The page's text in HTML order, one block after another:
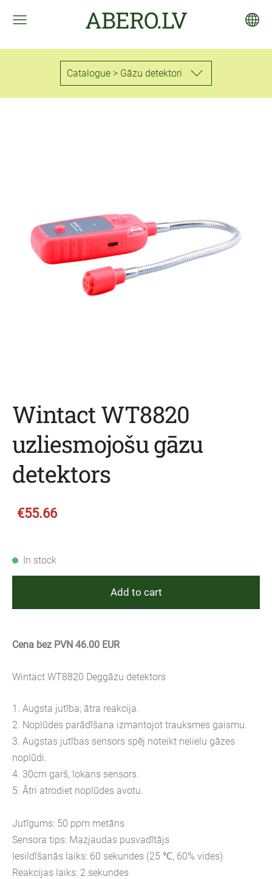
ABERO.LV
Catalogue > Gāzu detektori
Wintact WT8820
uzliesmojošu gāzu
detektors
€55.66
In stock
Add to cart
Cena bez PVN 46.00 EUR
Wintact WT8820 Deggāzu detektors
1. Augsta jutība; ātra reakcija.
2. Noplūdes parādīšana izmantojot trauksmes gaismu.
3. Augstas jutības sensors spēj noteikt nelielu gāzes
noplūdi.
4. 30cm garš, lokans sensors.
5. Ātri atrodiet noplūdes avotu.
Jutīgums: 50 ppm metāns
Sensora tips: Mazjaudas pusvadītājs
Iesildīšanās laiks: 60 sekundes (25 ℃, 60% vides)
Reakcijas laiks: 2 sekundes